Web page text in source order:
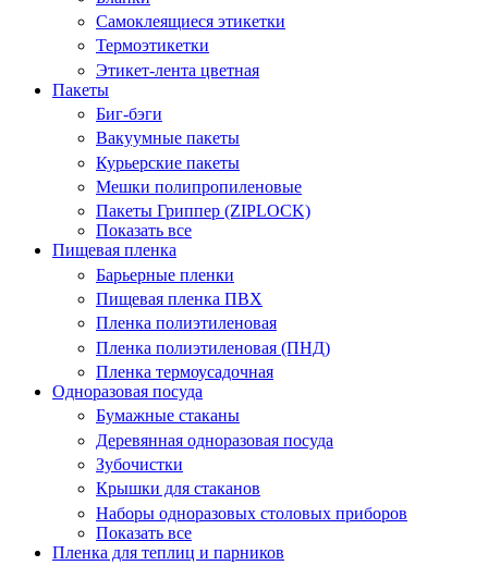
Самоклеящиеся этикетки
Термоэтикетки
Этикет-лента цветная
Пакеты
Биг-бэги
Вакуумные пакеты
Курьерские пакеты
Мешки полипропиленовые
Пакеты Гриппер (ZIPLOCK)
Показать все
Пищевая пленка
Барьерные пленки
Пищевая пленка ПВХ
Пленка полиэтиленовая
Пленка полиэтиленовая (ПНД)
Пленка термоусадочная
Одноразовая посуда
Бумажные стаканы
Деревянная одноразовая посуда
Зубочистки
Крышки для стаканов
Наборы одноразовых столовых приборов
Показать все
Пленка для теплиц и парников